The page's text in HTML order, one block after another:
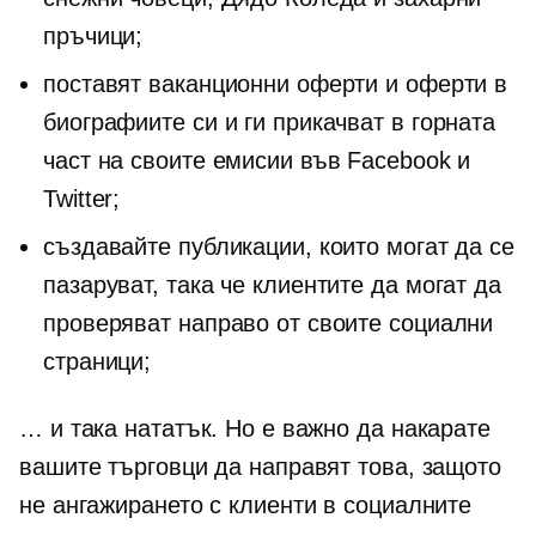
пръчици;
поставят ваканционни оферти и оферти в
биографиите си и ги прикачват в горната
част на своите емисии във Facebook и
Twitter;
създавайте публикации, които могат да се
пазаруват, така че клиентите да могат да
проверяват направо от своите социални
страници;
… и така нататък. Но е важно да накарате
вашите търговци да направят това, защото
не ангажирането с клиенти в социалните